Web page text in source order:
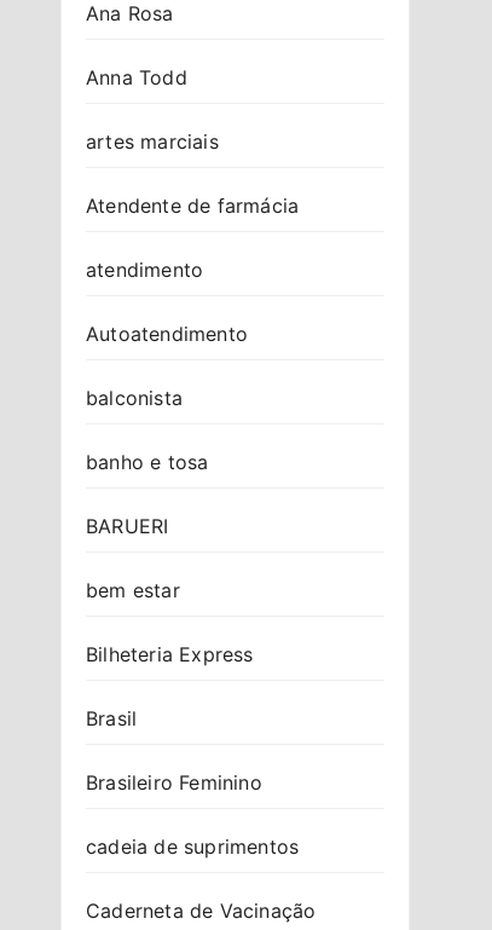
Ana Rosa
Anna Todd
artes marciais
Atendente de farmácia
atendimento
Autoatendimento
balconista
banho e tosa
BARUERI
bem estar
Bilheteria Express
Brasil
Brasileiro Feminino
cadeia de suprimentos
Caderneta de Vacinação